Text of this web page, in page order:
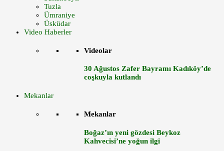
Tuzla
Ümraniye
Üsküdar
Video Haberler
Videolar
30 Ağustos Zafer Bayramı Kadıköy’de
coşkuyla kutlandı
Mekanlar
Mekanlar
Boğaz’ın yeni gözdesi Beykoz
Kahvecisi’ne yoğun ilgi